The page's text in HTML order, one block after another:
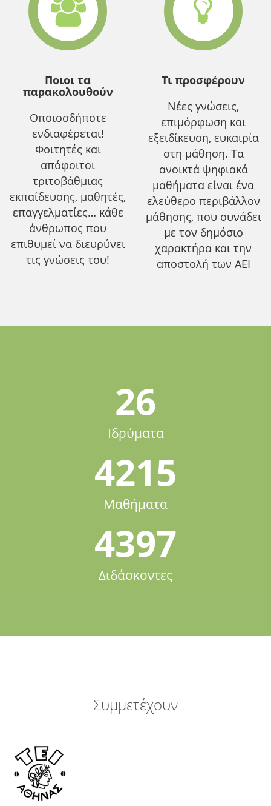
Ποιοι τα
παρακολουθούν
Οποιοσδήποτε
ενδιαφέρεται!
Φοιτητές και
απόφοιτοι
τριτοβάθμιας
εκπαίδευσης, μαθητές,
επαγγελματίες… κάθε
άνθρωπος που
επιθυμεί να διευρύνει
τις γνώσεις του!
Τι προσφέρουν
Νέες γνώσεις,
επιμόρφωση και
εξειδίκευση, ευκαιρία
στη μάθηση. Τα
ανοικτά ψηφιακά
μαθήματα είναι ένα
ελεύθερο περιβάλλον
μάθησης, που συνάδει
με τον δημόσιο
χαρακτήρα και την
αποστολή των ΑΕΙ
26
Ιδρύματα
4215
Μαθήματα
4397
Διδάσκοντες
Συμμετέχουν